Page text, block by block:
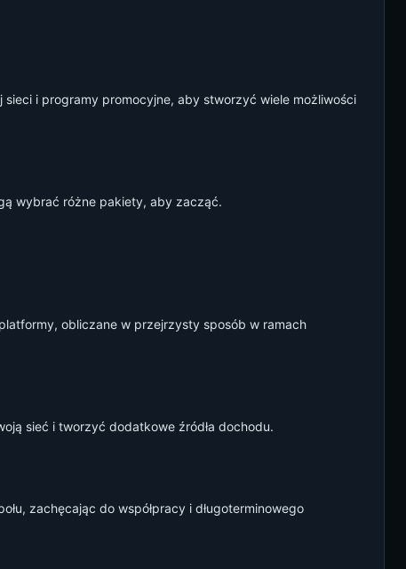
i programy promocyjne, aby stworzyć wiele możliwości
wybrać różne pakiety, aby zacząć.
obliczane w przejrzysty sposób w ramach
sieć i tworzyć dodatkowe źródła dochodu.
zachęcając do współpracy i długoterminowego